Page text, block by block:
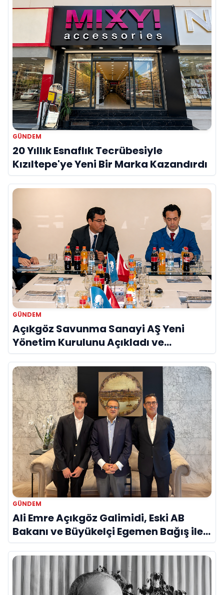
GÜNDEM
20 Yıllık Esnaflık Tecrübesiyle
Kızıltepe'ye Yeni Bir Marka Kazandırdı
GÜNDEM
Açıkgöz Savunma Sanayi AŞ Yeni
Yönetim Kurulunu Açıkladı ve
Savunma Sanayinde Küresel Vizyon
Vurgusu
GÜNDEM
Ali Emre Açıkgöz Galimidi, Eski AB
Bakanı ve Büyükelçi Egemen Bağış ile
Bir Araya Geldi